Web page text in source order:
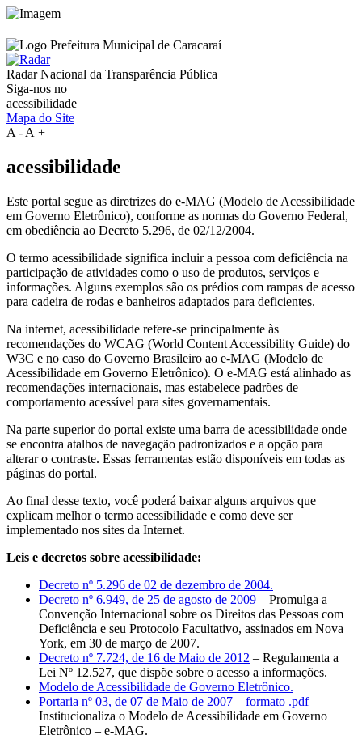
Radar Nacional da Transparência Pública
Siga-nos no
acessibilidade
Mapa do Site
A-A +
acessibilidade
Este portal segue as diretrizes do e-MAG (Modelo de Acessibilidade
em Governo Eletrônico), conforme as normas do Governo Federal,
em obediência ao Decreto 5.296, de 02/12/2004.
O termo acessibilidade significa incluir a pessoa com deficiência na
participação de atividades como o uso de produtos, serviços e
informações. Alguns exemplos são os prédios com rampas de acesso
para cadeira de rodas e banheiros adaptados para deficientes.
Na internet, acessibilidade refere-se principalmente às
recomendações do WCAG (World Content Accessibility Guide) do
W3C e no caso do Governo Brasileiro ao e-MAG (Modelo de
Acessibilidade em Governo Eletrônico). O e-MAG está alinhado as
recomendações internacionais, mas estabelece padrões de
comportamento acessível para sites governamentais.
Na parte superior do portal existe uma barra de acessibilidade onde
se encontra atalhos de navegação padronizados e a opção para
alterar o contraste. Essas ferramentas estão disponíveis em todas as
páginas do portal.
Ao final desse texto, você poderá baixar alguns arquivos que
explicam melhor o termo acessibilidade e como deve ser
implementado nos sites da Internet.
Leis e decretos sobre acessibilidade:
Decreto nº 5.296 de 02 de dezembro de 2004.
Decreto nº 6.949, de 25 de agosto de 2009 – Promulga a
Convenção Internacional sobre os Direitos das Pessoas com
Deficiência e seu Protocolo Facultativo, assinados em Nova
York, em 30 de março de 2007.
Decreto nº 7.724, de 16 de Maio de 2012 – Regulamenta a
Lei Nº 12.527, que dispõe sobre o acesso a informações.
Modelo de Acessibilidade de Governo Eletrônico.
Portaria nº 03, de 07 de Maio de 2007 – formato .pdf–
Institucionaliza o Modelo de Acessibilidade em Governo
Eletrônico – e-MAG.